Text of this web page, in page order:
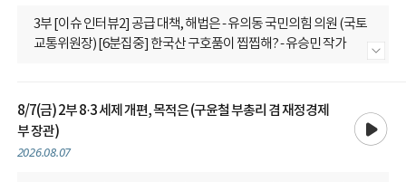
3부 [이슈 인터뷰2] 공급 대책, 해법은 - 유의동 국민의힘 의원 (국토
교통위원장) [6분집중] 한국산 구호품이 찝찝해? - 유승민 작가
8/7(금) 2부 8·3 세제 개편, 목적은 (구윤철 부총리 겸 재정경제
부 장관)
2026.08.07